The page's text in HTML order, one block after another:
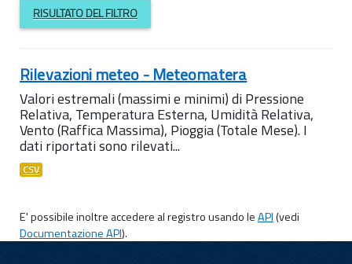
RISULTATO DEL FILTRO
Rilevazioni meteo - Meteomatera
Valori estremali (massimi e minimi) di Pressione
Relativa, Temperatura Esterna, Umidità Relativa,
Vento (Raffica Massima), Pioggia (Totale Mese). I
dati riportati sono rilevati...
CSV
E' possibile inoltre accedere al registro usando leAPI(vedi
Documentazione API).